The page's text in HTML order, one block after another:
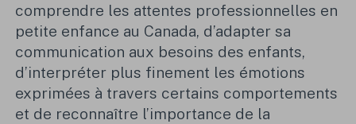
comprendre les attentes professionnelles en
petite enfance au Canada, d’adapter sa
communication aux besoins des enfants,
d’interpréter plus finement les émotions
exprimées à travers certains comportements
et de reconnaître l’importance de la